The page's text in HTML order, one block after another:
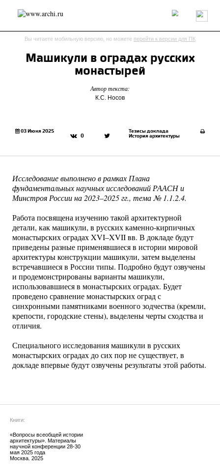
Россия Мир Технологии Интерьер Пресса
Архитекторы
Анонсы конкурсов
Исследование
Дизайн
Наследие Образование
Урбанистика
Вы читаете мобильную версию, но можете перейти к версии для ПК
Машикули в оградах русских
монастырей
Автор текста:
К.С. Носов
03 Июня 2025
0
Тезисы доклада
История архитектуры
Исследование выполнено в рамках Плана
фундаментальных научных исследований РААСН и
Минстроя России на 2023–2025 гг., тема № 1.1.2.4.
Работа посвящена изучению такой архитектурной
детали, как машикули, в русских каменно-кирпичных
монастырских оградах XVI–XVII вв. В докладе будут
приведены разные применявшиеся в истории мировой
архитектуры конструкции машикули, затем выделены
встречавшиеся в России типы. Подробно будут озвучены
и продемонстрированы варианты машикули,
использовавшиеся в монастырских оградах. Будет
проведено сравнение монастырских оград с
синхронными памятниками военного зодчества (кремли,
крепости, городские стены), выделены черты сходства и
отличия.
Специального исследования машикули в русских
монастырских оградах до сих пор не существует, в
докладе впервые будут озвучены результаты этой работы.
Книги:
«Вопросы всеобщей истории
архитектуры». Материалы
научной конференции 28-30
мая 2025 года
Москва. 2025